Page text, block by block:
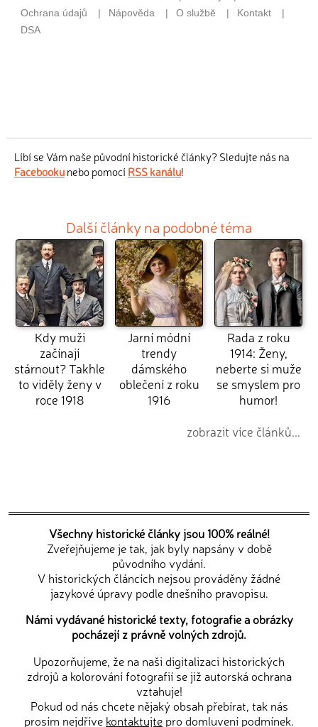
Líbí se Vám naše původní historické články? Sledujte nás na
Facebookunebo pomocí RSS kanálu!
Další články na podobné téma
Kdy muži
začínají
stárnout? Takhle
to viděly ženy v
roce 1918
Jarní módní
trendy
dámského
oblečení z roku
1916
Rada z roku
1914: Ženy,
neberte si muže
se smyslem pro
humor!
zobrazit více článků...
Všechny historické články jsou 100% reálné!
Zveřejňujeme je tak, jak byly napsány v době
původního vydání.
V historických článcích nejsou prováděny žádné
jazykové úpravy podle dnešního pravopisu.
Námi vydávané historické texty, fotografie a obrázky
pocházejí z právně volných zdrojů.
Upozorňujeme, že na naši digitalizaci historických
zdrojů a kolorování fotografií se již autorská ochrana
vztahuje!
Pokud od nás chcete nějaký obsah přebírat, tak nás
prosím nejdříve kontaktujte pro domluvení podmínek.